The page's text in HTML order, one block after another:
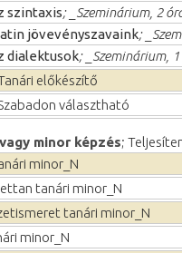
szintaxis; _Szeminárium, 2
jövevényszavaink;
dialektusok; _Szeminárium,
előkészítő
választható
minor képzés;
minor_N
tanári minor_N
tanári minor_N
minor_N